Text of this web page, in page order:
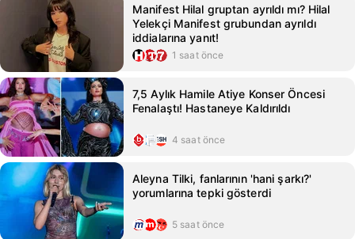
Manifest Hilal gruptan ayrıldı mı? Hilal
Yelekçi Manifest grubundan ayrıldı
iddialarına yanıt!
1 saat önce
7,5 Aylık Hamile Atiye Konser Öncesi
Fenalaştı! Hastaneye Kaldırıldı
4 saat önce
Aleyna Tilki, fanlarının 'hani şarkı?'
yorumlarına tepki gösterdi
5 saat önce